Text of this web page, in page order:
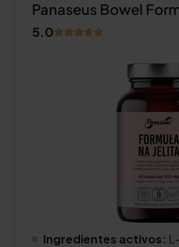
Panaseus Bowel
5.0
Ingredientes activos: